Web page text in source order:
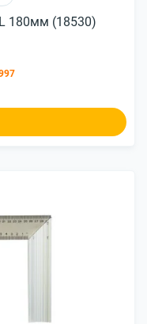
180мм (18530)